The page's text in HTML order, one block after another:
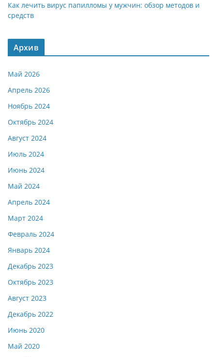
Как лечить вирус папилломы у мужчин: обзор методов и
средств
Архив
Май 2026
Апрель 2026
Ноябрь 2024
Октябрь 2024
Август 2024
Июль 2024
Июнь 2024
Май 2024
Апрель 2024
Март 2024
Февраль 2024
Январь 2024
Декабрь 2023
Октябрь 2023
Август 2023
Декабрь 2022
Июнь 2020
Май 2020